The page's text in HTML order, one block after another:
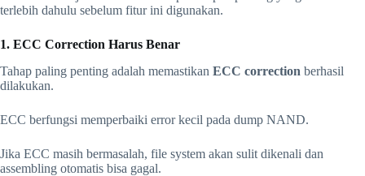
terlebih dahulu sebelum fitur ini digunakan.
1. ECC Correction Harus Benar
Tahap paling penting adalah memastikan ECC correction berhasil
dilakukan.
ECC berfungsi memperbaiki error kecil pada dump NAND.
Jika ECC masih bermasalah, file system akan sulit dikenali dan
assembling otomatis bisa gagal.